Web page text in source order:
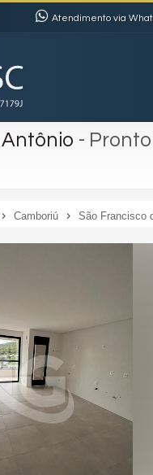
Atendimento via
-
Camboriú São Francisco